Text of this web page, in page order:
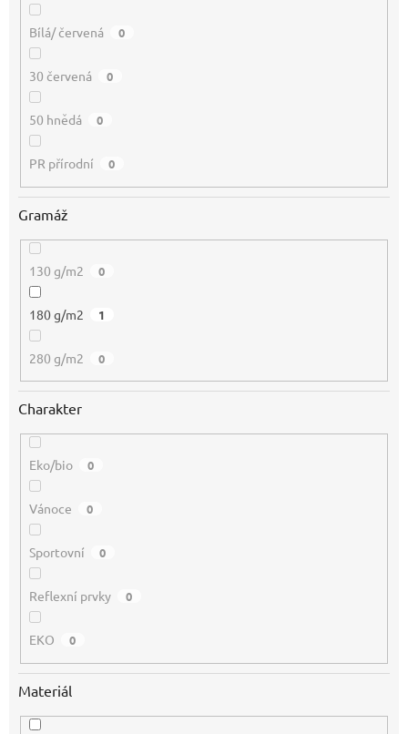
Bílá/ červená 0
30 červená 0
50 hnědá 0
PR přírodní 0
Gramáž
130 g/m2 0
180 g/m2 1
280 g/m2 0
Charakter
Eko/bio 0
Vánoce 0
Sportovní 0
Reflexní prvky 0
EKO 0
Materiál